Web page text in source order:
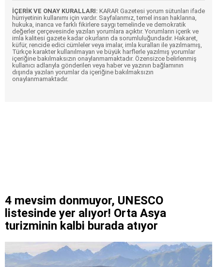
İÇERİK VE ONAY KURALLARI: KARAR Gazetesi yorum sütunları ifade
hürriyetinin kullanımı için vardır. Sayfalarımız, temel insan haklarına,
hukuka, inanca ve farklı fikirlere saygı temelinde ve demokratik
değerler çerçevesinde yazılan yorumlara açıktır. Yorumların içerik ve
imla kalitesi gazete kadar okurların da sorumluluğundadır. Hakaret,
küfür, rencide edici cümleler veya imalar, imla kuralları ile yazılmamış,
Türkçe karakter kullanılmayan ve büyük harflerle yazılmış yorumlar
içeriğine bakılmaksızın onaylanmamaktadır. Özensizce belirlenmiş
kullanıcı adlarıyla gönderilen veya haber ve yazının bağlamının
dışında yazılan yorumlar da içeriğine bakılmaksızın
onaylanmamaktadır.
4 mevsim donmuyor, UNESCO
listesinde yer alıyor! Orta Asya
turizminin kalbi burada atıyor